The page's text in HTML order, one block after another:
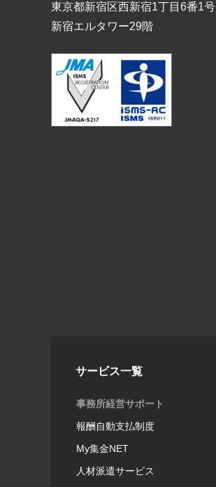
東京都新宿区西新宿1丁目6番1号
新宿エルタワー29階
サービス一覧
事務所経営サポート
報酬自動支払制度
My集金NET
人材派遣サービス